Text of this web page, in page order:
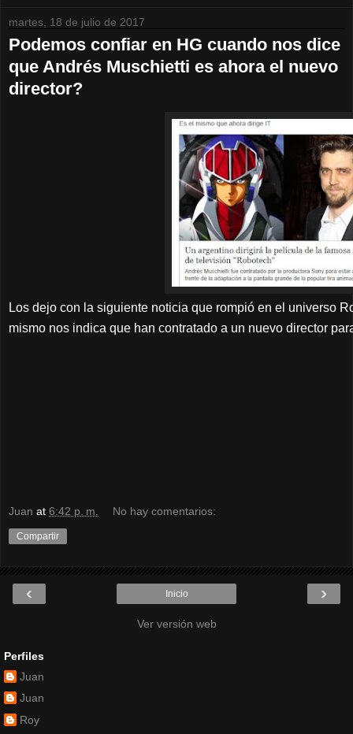
martes, 18 de julio de 2017
Podemos confiar en HG cuando nos dice
que Andrés Muschietti es ahora el nuevo
director?
Los dejo con la siguiente noticia que rompió en el universo
mismo nos indica que han contratado a un nuevo director
Juan at 6:42 p. m. No hay comentarios:
Compartir
‹ ›
Inicio
Ver versión web
Perfiles
Juan
Juan
Roy